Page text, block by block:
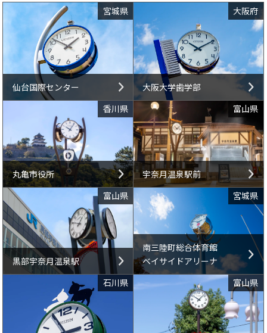
宮城県
仙台国際センター
大阪府
大阪大学歯学部
香川県
丸亀市役所
富山県
宇奈月温泉駅前
富山県
黒部宇奈月温泉駅
宮城県
南三陸町総合体育館
ベイサイドアリーナ
石川県
富山県